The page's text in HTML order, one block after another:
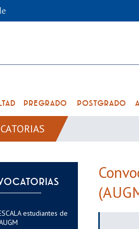
PREGRADO POSTGRADO
estudiantes de